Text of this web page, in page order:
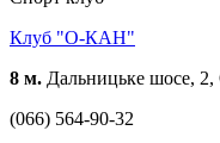
Клуб "О-КАН"
8 м. Дальницьке шосе, 2,
(066) 564-90-32